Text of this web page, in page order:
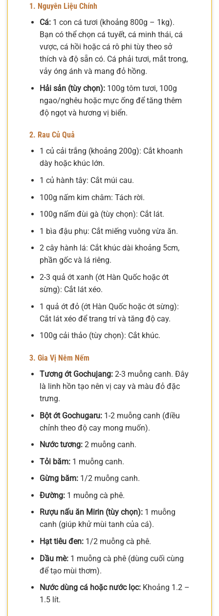
1. Nguyên Liệu Chính
Cá:1 con cá tươi (khoảng 800g – 1kg).
Bạn có thể chọn cá tuyết, cá minh thái, cá
vược, cá hồi hoặc cá rô phi tùy theo sở
thích và độ sẵn có. Cá phải tươi, mắt trong,
vảy óng ánh và mang đỏ hồng.
Hải sản (tùy chọn):100g tôm tươi, 100g
ngao/nghêu hoặc mực ống để tăng thêm
độ ngọt và hương vị biển.
2. Rau Củ Quả
1 củ cải trắng (khoảng 200g): Cắt khoanh
dày hoặc khúc lớn.
1 củ hành tây: Cắt múi cau.
100g nấm kim châm: Tách rời.
100g nấm đùi gà (tùy chọn): Cắt lát.
1 bìa đậu phụ: Cắt miếng vuông vừa ăn.
2 cây hành lá: Cắt khúc dài khoảng 5cm,
phần gốc và lá riêng.
2-3 quả ớt xanh (ớt Hàn Quốc hoặc ớt
sừng): Cắt lát xéo.
1 quả ớt đỏ (ớt Hàn Quốc hoặc ớt sừng):
Cắt lát xéo để trang trí và tăng độ cay.
100g cải thảo (tùy chọn): Cắt khúc.
3. Gia Vị Nêm Nếm
Tương ớt Gochujang:2-3 muỗng canh. Đây
là linh hồn tạo nên vị cay và màu đỏ đặc
trưng.
Bột ớt Gochugaru:1-2 muỗng canh (điều
chỉnh theo độ cay mong muốn).
Nước tương:2 muỗng canh.
Tỏi băm:1 muỗng canh.
Gừng băm:1/2 muỗng canh.
Đường:1 muỗng cà phê.
Rượu nấu ăn Mirin (tùy chọn):1 muỗng
canh (giúp khử mùi tanh của cá).
Hạt tiêu đen:1/2 muỗng cà phê.
Dầu mè:1 muỗng cà phê (dùng cuối cùng
để tạo mùi thơm).
Nước dùng cá hoặc nước lọc:Khoảng 1.2 –
1.5 lít.